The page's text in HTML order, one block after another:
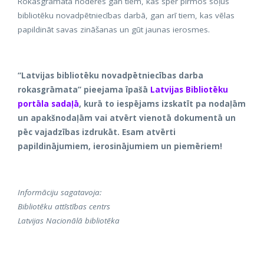
bibliotēku novadpētniecības darbā, gan arī tiem, kas vēlas
papildināt savas zināšanas un gūt jaunas ierosmes.
“Latvijas bibliotēku novadpētniecības darba
rokasgrāmata” pieejama īpašā Latvijas Bibliotēku
portāla sadaļā, kurā to iespējams izskatīt pa nodaļām
un apakšnodaļām vai atvērt vienotā dokumentā un
pēc vajadzības izdrukāt. Esam atvērti
papildinājumiem, ierosinājumiem un piemēriem!
Informāciju sagatavoja:
Bibliotēku attīstības centrs
Latvijas Nacionālā bibliotēka